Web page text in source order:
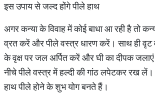
इस उपाय से जल्द होंगे पीले हाथ
अगर कन्या के विवाह में कोई बाधा आ रही है तो
व्रत करें और पीले वस्त्र धारण करें। साथ ही
के वृक्ष पर जल अर्पित करें और घी का दीपक
नीचे पीले वस्त्र में हल्दी की गांठ लपेटकर रख
हाथ पीले होने के शुभ योग बनते हैं।